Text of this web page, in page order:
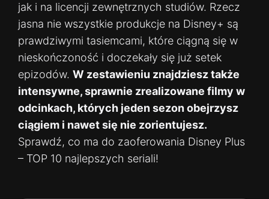
jak i na licencji zewnętrznych studiów. Rzecz
jasna nie wszystkie produkcje na Disney+ są
prawdziwymi tasiemcami, które ciągną się w
nieskończoność i doczekały się już setek
epizodów. W zestawieniu znajdziesz także
intensywne, sprawnie zrealizowane filmy w
odcinkach, których jeden sezon obejrzysz
ciągiem i nawet się nie zorientujesz.
Sprawdź, co ma do zaoferowania Disney Plus
– TOP 10 najlepszych seriali!